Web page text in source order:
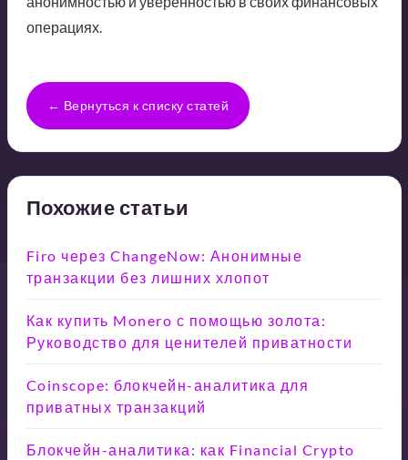
операциях.
← Вернуться к списку статей
Похожие статьи
Firo через ChangeNow: Анонимные
транзакции без лишних хлопот
Как купить Monero с помощью золота:
Руководство для ценителей приватности
Coinscope: блокчейн-аналитика для
приватных транзакций
Блокчейн-аналитика: как Financial Crypto